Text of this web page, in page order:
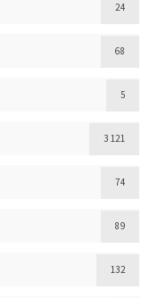
24
68
5
3 121
74
89
132